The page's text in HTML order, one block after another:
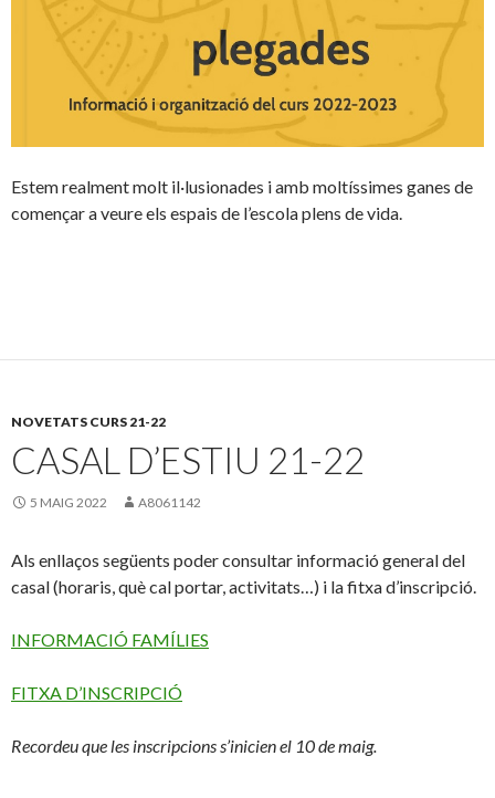
Estem realment molt il·lusionades i amb moltíssimes ganes de
començar a veure els espais de l’escola plens de vida.
NOVETATS CURS 21-22
CASAL D’ESTIU 21-22
5 MAIG 2022 A8061142
Als enllaços següents poder consultar informació general del
casal (horaris, què cal portar, activitats…) i la fitxa d’inscripció.
INFORMACIÓ FAMÍLIES
FITXA D’INSCRIPCIÓ
Recordeu que les inscripcions s’inicien el 10 de maig.